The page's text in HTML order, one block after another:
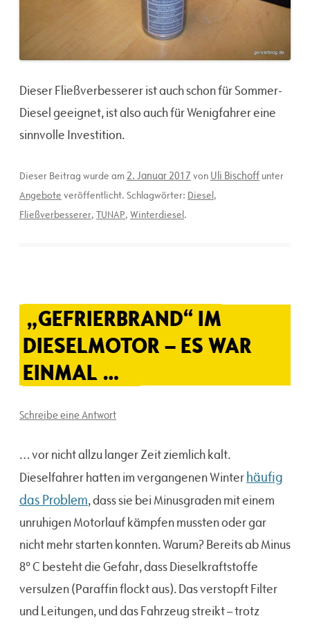
Dieser Fließverbesserer ist auch schon für Sommer-
Diesel geeignet, ist also auch für Wenigfahrer eine
sinnvolle Investition.
Dieser Beitrag wurde am 2. Januar 2017 von Uli Bischoffunter
Angebote veröffentlicht. Schlagwörter: Diesel,
Fließverbesserer, TUNAP, Winterdiesel.
„GEFRIERBRAND“ IM
DIESELMOTOR – ES WAR
EINMAL …
Schreibe eine Antwort
… vor nicht allzu langer Zeit ziemlich kalt.
Dieselfahrer hatten im vergangenen Winter häufig
das Problem, dass sie bei Minusgraden mit einem
unruhigen Motorlauf kämpfen mussten oder gar
nicht mehr starten konnten. Warum? Bereits ab Minus
8° C besteht die Gefahr, dass Dieselkraftstoffe
versulzen (Paraffin flockt aus). Das verstopft Filter
und Leitungen, und das Fahrzeug streikt – trotz